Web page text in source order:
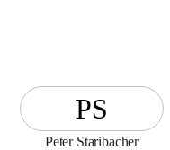
PS
Peter Staribacher